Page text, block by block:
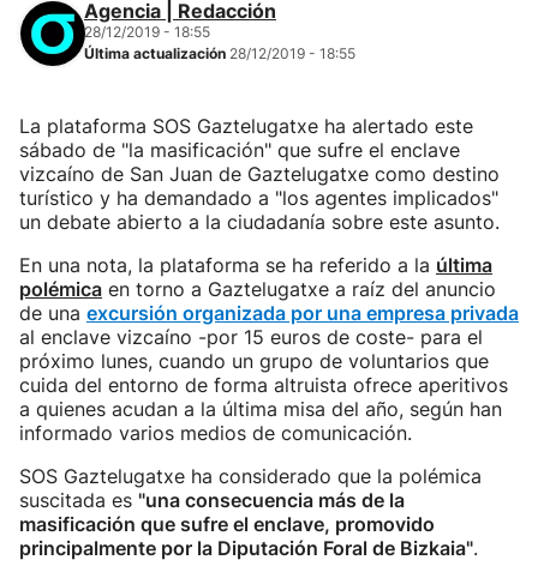
Agencia | Redacción
28/12/2019 - 18:55
Última actualización 28/12/2019 - 18:55
La plataforma SOS Gaztelugatxe ha alertado este
sábado de "la masificación" que sufre el enclave
vizcaíno de San Juan de Gaztelugatxe como destino
turístico y ha demandado a "los agentes implicados"
un debate abierto a la ciudadanía sobre este asunto.
En una nota, la plataforma se ha referido a la última
polémica en torno a Gaztelugatxe a raíz del anuncio
de una excursión organizada por una empresa privada
al enclave vizcaíno -por 15 euros de coste- para el
próximo lunes, cuando un grupo de voluntarios que
cuida del entorno de forma altruista ofrece aperitivos
a quienes acudan a la última misa del año, según han
informado varios medios de comunicación.
SOS Gaztelugatxe ha considerado que la polémica
suscitada es "una consecuencia más de la
masificación que sufre el enclave, promovido
principalmente por la Diputación Foral de Bizkaia".